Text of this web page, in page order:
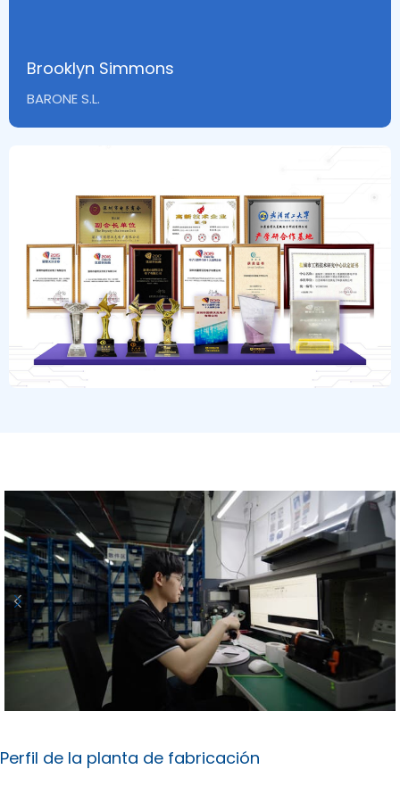
Brooklyn Simmons
BARONE S.L.
Perfil de la planta de fabricación